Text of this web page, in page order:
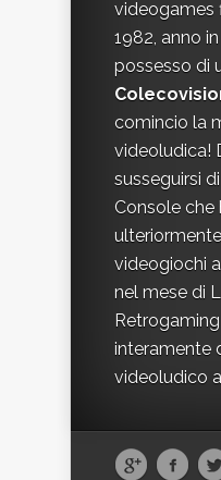
videogames
1982, anno
possesso di
comincio la
videoludica!
susseguirsi
Console che
ulteriormente
videogiochi
nel mese di
interamente
videoludico